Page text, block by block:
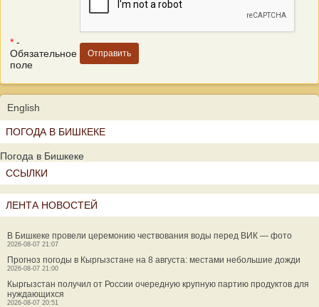
* -
Обязательное
поле
English
ПОГОДА В БИШКЕКЕ
Погода в Бишкеке
ССЫЛКИ
ЛЕНТА НОВОСТЕЙ
В Бишкеке провели церемонию чествования воды перед ВИК — фото
2026-08-07 21:07
Прогноз погоды в Кыргызстане на 8 августа: местами небольшие дожди
2026-08-07 21:00
Кыргызстан получил от России очередную крупную партию продуктов для
нуждающихся
2026-08-07 20:51